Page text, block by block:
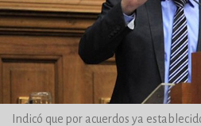
Indicó que por acuerdos ya